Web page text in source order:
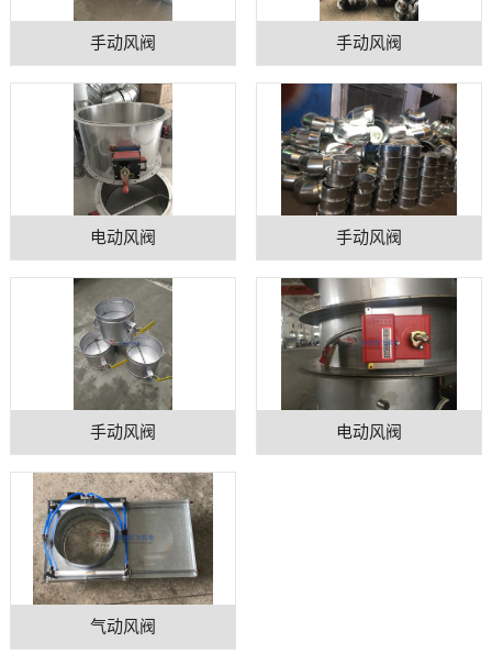
手动风阀 手动风阀
电动风阀 手动风阀
手动风阀 电动风阀
气动风阀